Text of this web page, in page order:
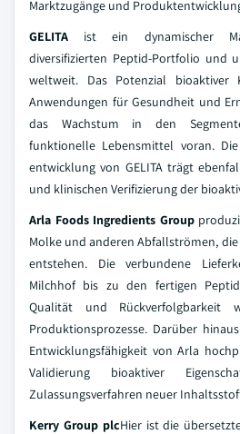
Marktzugänge und
GELITA ist ein dynamischer
diversifizierten Peptid-Portfolio und
weltweit. Das Potenzial bioaktiver
Anwendungen für Gesundheit und
das Wachstum in den
funktionelle Lebensmittel voran.
entwicklung von GELITA trägt
und klinischen Verifizierung der
Arla Foods Ingredients Group
Molke und anderen Abfallströmen,
entstehen. Die verbundene
Milchhof bis zu den fertigen
Qualität und Rückverfolgbarkeit
Produktionsprozesse. Darüber
Entwicklungsfähigkeit von Arla
Validierung bioaktiver
Zulassungsverfahren neuer
Kerry Group plcHier ist die